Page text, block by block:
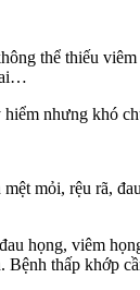
thể thiếu
nhưng khó
mỏi, rệu rã,
họng, viêm
Bệnh thấp khớp